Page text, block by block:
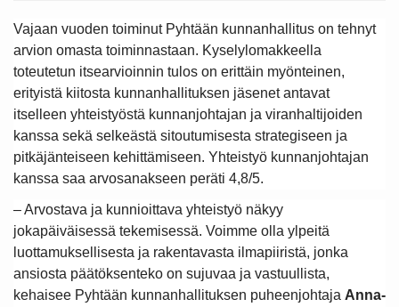
Vajaan vuoden toiminut Pyhtään kunnanhallitus on tehnyt
arvion omasta toiminnastaan. Kyselylomakkeella
toteutetun itsearvioinnin tulos on erittäin myönteinen,
erityistä kiitosta kunnanhallituksen jäsenet antavat
itselleen yhteistyöstä kunnanjohtajan ja viranhaltijoiden
kanssa sekä selkeästä sitoutumisesta strategiseen ja
pitkäjänteiseen kehittämiseen. Yhteistyö kunnanjohtajan
kanssa saa arvosanakseen peräti 4,8/5.
– Arvostava ja kunnioittava yhteistyö näkyy
jokapäiväisessä tekemisessä. Voimme olla ylpeitä
luottamuksellisesta ja rakentavasta ilmapiiristä, jonka
ansiosta päätöksenteko on sujuvaa ja vastuullista,
kehaisee Pyhtään kunnanhallituksen puheenjohtaja Anna-